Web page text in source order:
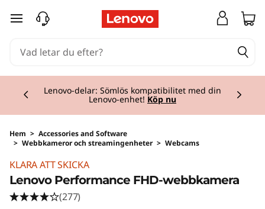
hoppa vidare till huvudinnehållet
Lenovo-delar: Sömlös kompatibilitet med din
Lenovo-enhet! Köp nu
Hem > Accessories and Software
> Webbkameror och streamingenheter > Webcams
KLARA ATT SKICKA
Lenovo Performance FHD-webbkamera
(277)